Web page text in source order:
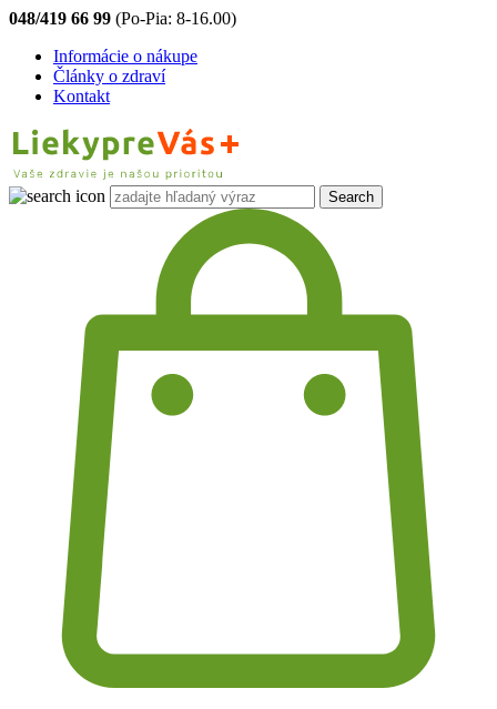
048/419 66 99 (Po-Pia: 8-16.00)
Informácie o nákupe
Články o zdraví
Kontakt